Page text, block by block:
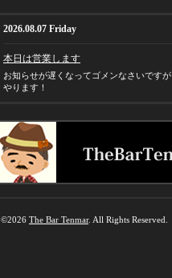
2026.08.07 Friday
本日は営業します
お知らせが遅くなってゴメンなさいですが
やります！
©2026 The Bar Tenmar. All Rights Reserved.